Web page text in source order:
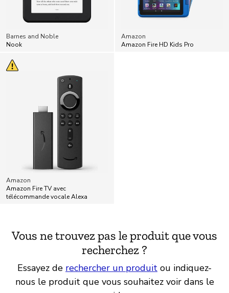
Barnes and Noble
Nook
Amazon
Amazon Fire HD Kids Pro
Amazon
Amazon Fire TV avec
télécommande vocale Alexa
Vous ne trouvez pas le produit que vous
recherchez ?
Essayez de rechercher un produit ou indiquez-
nous le produit que vous souhaitez voir dans le